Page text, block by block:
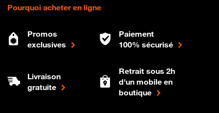
Pourquoi acheter en ligne
Promos
exclusives
Paiement
100% sécurisé
Livraison
gratuite
Retrait sous 2h
d'un mobile en
boutique